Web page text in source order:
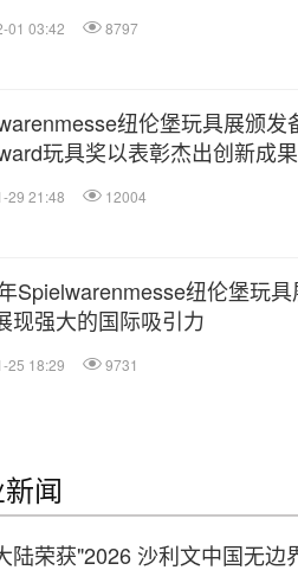
01 03:42 8797
纽伦堡玩具展颁发
玩具奖以表彰杰出创新成果
29 21:48 12004
Spielwarenmesse纽伦堡玩
现强大的国际吸引力
25 18:29 9731
闻
陆荣获"2026 沙利文中国无边